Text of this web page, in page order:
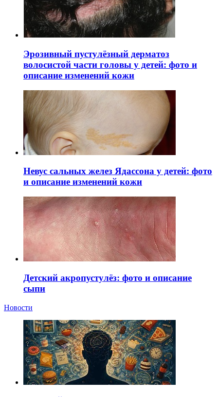
Эрозивный пустулёзный дерматоз
волосистой части головы у детей: фото и
описание изменений кожи
Невус сальных желез Ядассона у детей: фото
и описание изменений кожи
Детский акропустулёз: фото и описание
сыпи
Новости